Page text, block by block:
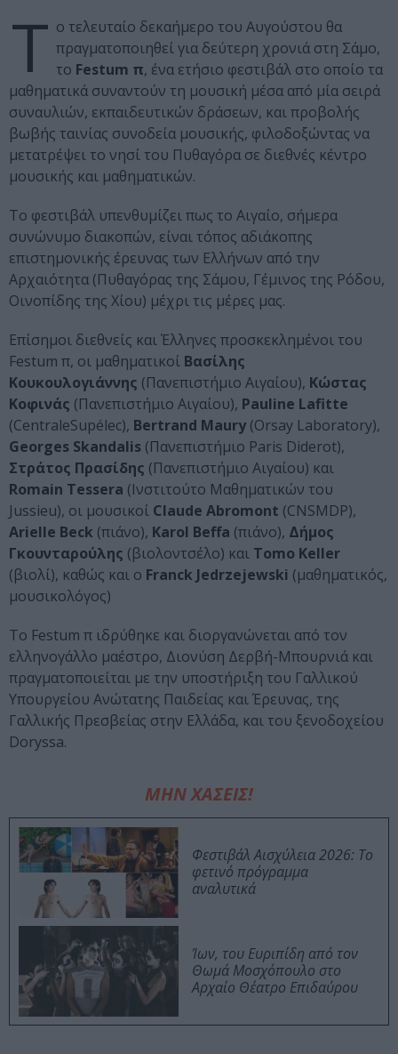
Τ ο τελευταίο δεκαήμερο του Αυγούστου θα
πραγματοποιηθεί για δεύτερη χρονιά στη Σάμο,
το Festum π, ένα ετήσιο φεστιβάλ στο οποίο τα
μαθηματικά συναντούν τη μουσική μέσα από μία σειρά
συναυλιών, εκπαιδευτικών δράσεων, και προβολής
βωβής ταινίας συνοδεία μουσικής, φιλοδοξώντας να
μετατρέψει το νησί του Πυθαγόρα σε διεθνές κέντρο
μουσικής και μαθηματικών.
Το φεστιβάλ υπενθυμίζει πως το Αιγαίο, σήμερα
συνώνυμο διακοπών, είναι τόπος αδιάκοπης
επιστημονικής έρευνας των Ελλήνων από την
Αρχαιότητα (Πυθαγόρας της Σάμου, Γέμινος της Ρόδου,
Οινοπίδης της Χίου) μέχρι τις μέρες μας.
Επίσημοι διεθνείς και Έλληνες προσκεκλημένοι του
Festum π, οι μαθηματικοί Βασίλης
Κουκουλογιάννης (Πανεπιστήμιο Αιγαίου), Κώστας
Κοφινάς (Πανεπιστήμιο Αιγαίου), Pauline Lafitte
(CentraleSupélec), Bertrand Maury (Orsay Laboratory),
Georges Skandalis (Πανεπιστήμιο Paris Diderot),
Στράτος Πρασίδης (Πανεπιστήμιο Αιγαίου) και
Romain Tessera (Ινστιτούτο Μαθηματικών του
Jussieu), οι μουσικοί Claude Abromont (CNSMDP),
Arielle Beck (πιάνο), Karol Beffa (πιάνο), Δήμος
Γκουνταρούλης (βιολοντσέλο) και Tomo Keller
(βιολί), καθώς και ο Franck Jedrzejewski (μαθηματικός,
μουσικολόγος)
Το Festum π ιδρύθηκε και διοργανώνεται από τον
ελληνογάλλο μαέστρο, Διονύση Δερβή-Μπουρνιά και
πραγματοποιείται με την υποστήριξη του Γαλλικού
Υπουργείου Ανώτατης Παιδείας και Έρευνας, της
Γαλλικής Πρεσβείας στην Ελλάδα, και του ξενοδοχείου
Doryssa.
ΜΗΝ ΧΑΣΕΙΣ!
Φεστιβάλ Αισχύλεια 2026: Το
φετινό πρόγραμμα
αναλυτικά
Ίων, του Ευριπίδη από τον
Θωμά Μοσχόπουλο στο
Αρχαίο Θέατρο Επιδαύρου